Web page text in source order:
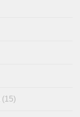
(15)